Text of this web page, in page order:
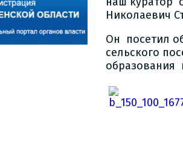
Николаевич
Он посетил
сельского
образования